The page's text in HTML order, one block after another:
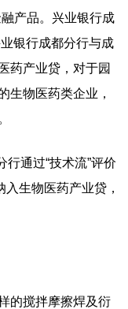
产品。兴业银行成
银行成都分行与成
药产业贷，对于园
生物医药类企业，
通过“技术流”评价
生物医药产业贷，
搅拌摩擦焊及衍